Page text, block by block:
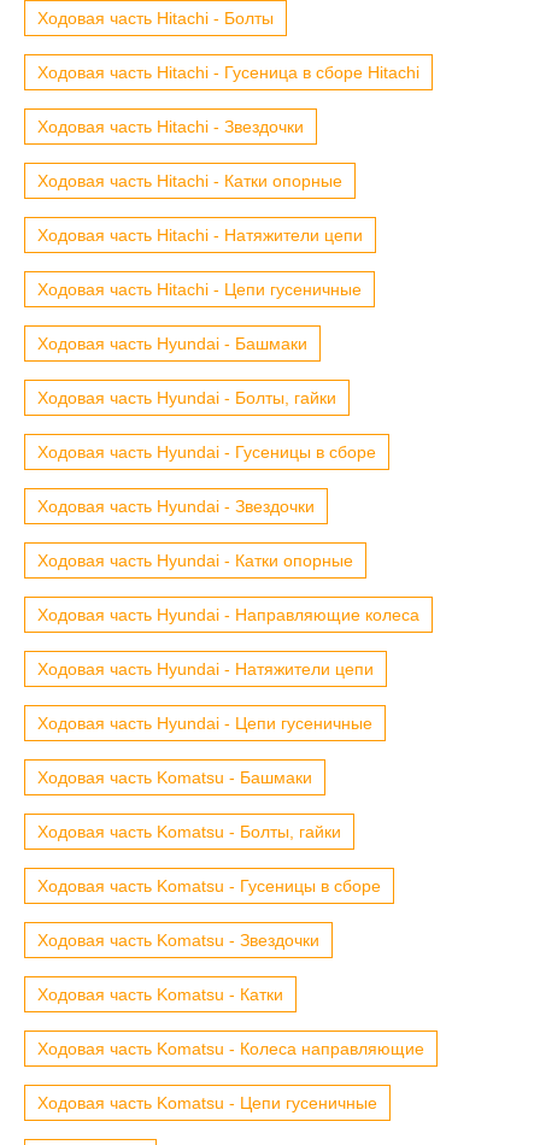
Ходовая часть Hitachi - Болты
Ходовая часть Hitachi - Гусеница в сборе Hitachi
Ходовая часть Hitachi - Звездочки
Ходовая часть Hitachi - Катки опорные
Ходовая часть Hitachi - Натяжители цепи
Ходовая часть Hitachi - Цепи гусеничные
Ходовая часть Hyundai - Башмаки
Ходовая часть Hyundai - Болты, гайки
Ходовая часть Hyundai - Гусеницы в сборе
Ходовая часть Hyundai - Звездочки
Ходовая часть Hyundai - Катки опорные
Ходовая часть Hyundai - Направляющие колеса
Ходовая часть Hyundai - Натяжители цепи
Ходовая часть Hyundai - Цепи гусеничные
Ходовая часть Komatsu - Башмаки
Ходовая часть Komatsu - Болты, гайки
Ходовая часть Komatsu - Гусеницы в сборе
Ходовая часть Komatsu - Звездочки
Ходовая часть Komatsu - Катки
Ходовая часть Komatsu - Колеса направляющие
Ходовая часть Komatsu - Цепи гусеничные